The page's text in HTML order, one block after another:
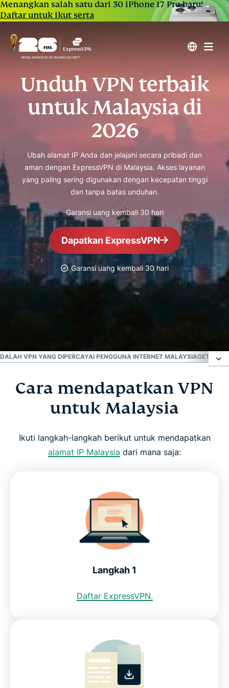
Menangkan salah satu dari 30 iPhone 17 Pro baru!
Daftar untuk ikut serta
Unduh VPN terbaik
untuk Malaysia di
2026
Ubah alamat IP Anda dan jelajahi secara pribadi dan
aman dengan ExpressVPN di Malaysia. Akses layanan
yang paling sering digunakan dengan kecepatan tinggi
dan tanpa batas unduhan.
Garansi uang kembali 30 hari
Dapatkan ExpressVPN
Garansi uang kembali 30 hari
VPN YANG DIPERCAYAI PENGGUNA INTERNET MALAYSIAGET A
Cara mendapatkan VPN untuk Malaysia
Kenapa menggunakan server VPN Malaysia?
Unduh VPN Malaysia untuk semua perangkat Anda
mendapatkan alamat IP Malaysia?
Penyensoran internet di Malaysia: MCMC
FAQ: Menggunakan VPN Malaysia
Lihat alasan ExpressVPN adalah VPN yang
dipercayai pengguna internet Malaysia
Cara mendapatkan VPN
untuk Malaysia
Ikuti langkah-langkah berikut untuk mendapatkan
alamat IP Malaysia dari mana saja:
Langkah 1
Daftar ExpressVPN.